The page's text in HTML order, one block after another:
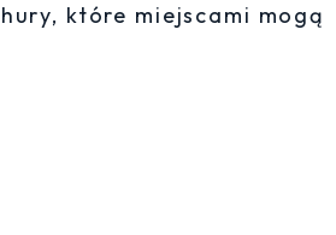
które miejscami mogą